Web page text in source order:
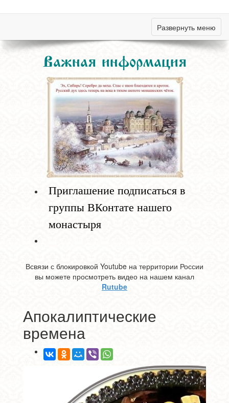
Развернуть меню
Важная информация
Приглашение подписаться в
группы ВКонтате нашего
монастыря
Всвязи с блокировкой Youtube на территории России
вы можете просмотреть видео на нашем канал
Rutube
Апокалиптические
времена